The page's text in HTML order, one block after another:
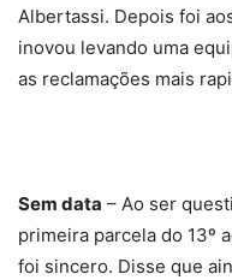
Albertassi. Depois foi
inovou levando uma
as reclamações mais
Sem data – Ao ser
primeira parcela do 13º
foi sincero. Disse que